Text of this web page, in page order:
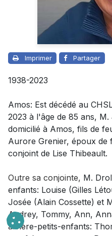
Imprimer Partager
1938-2023
Amos: Est décédé au
2023 à l'âge de 85 ans,
domicilié à Amos, fils de
Aurore Grenier, époux de
conjoint de Lise Thibeault.
Outre sa conjointe, M.
enfants: Louise (Gilles
Josée (Alain Cossette) et
Audrey, Tommy, Ann,
arrière-petits-enfants: